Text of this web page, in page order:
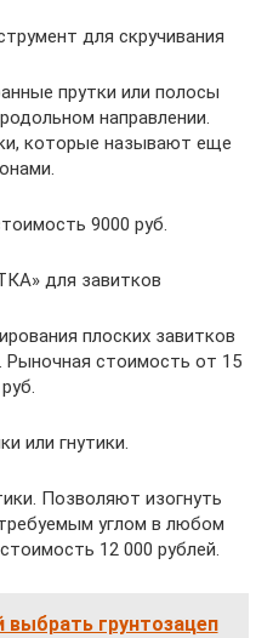
для скручивания
прутки или полосы
направлении.
которые называют еще
9000 руб.
для завитков
плоских завитков
Рыночная стоимость от 15
или гнутики.
Позволяют изогнуть
углом в любом
12 000 рублей.
выбрать грунтозацеп